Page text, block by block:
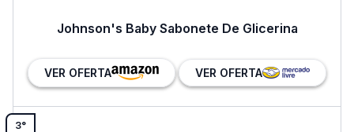
Johnson's Baby Sabonete De Glicerina
VER OFERTA VER OFERTA
3°